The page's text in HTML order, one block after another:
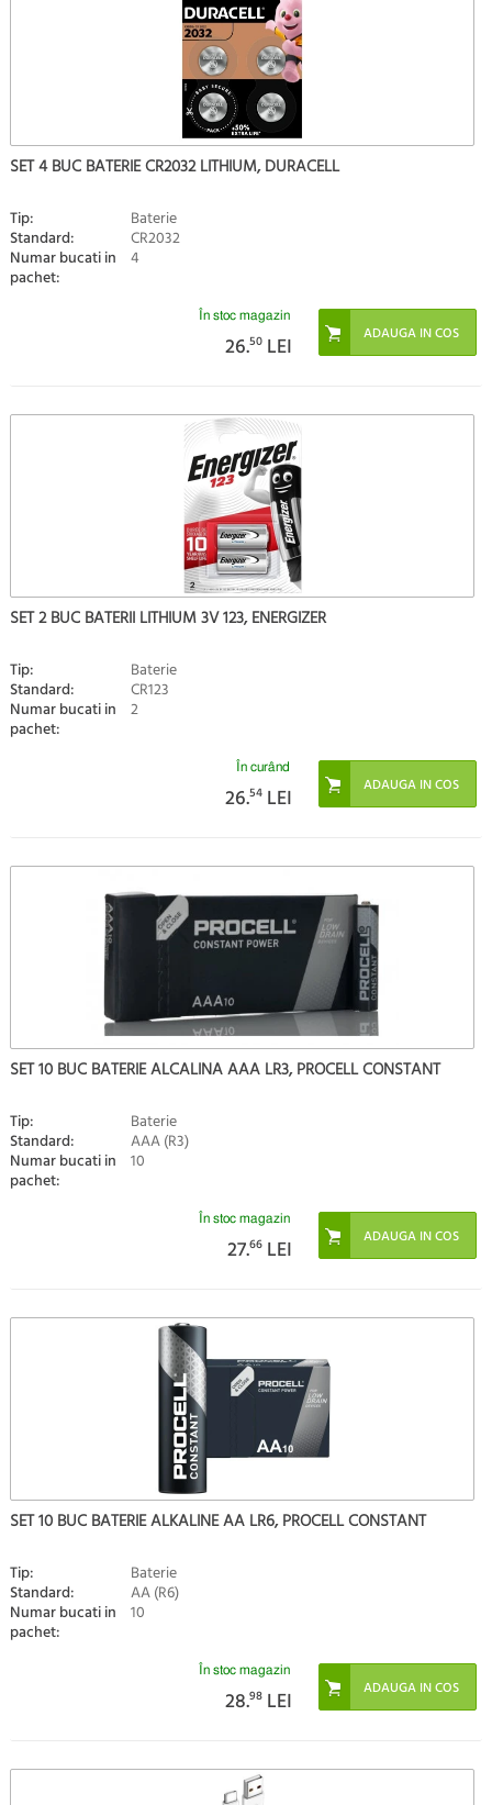
SET 4 BUC BATERIE CR2032 LITHIUM, DURACELL
Tip: Baterie
Standard: CR2032
Numar bucati in
pachet:
4
În stoc magazin
26.50 LEI
SET 2 BUC BATERII LITHIUM 3V 123, ENERGIZER
Tip: Baterie
Standard: CR123
Numar bucati in
pachet:
2
În curând
26.54 LEI
SET 10 BUC BATERIE ALCALINA AAA LR3, PROCELL CONSTANT
Tip: Baterie
Standard: AAA (R3)
Numar bucati in
pachet:
10
În stoc magazin
27.66 LEI
SET 10 BUC BATERIE ALKALINE AA LR6, PROCELL CONSTANT
Tip: Baterie
Standard: AA (R6)
Numar bucati in
pachet:
10
În stoc magazin
28.98 LEI